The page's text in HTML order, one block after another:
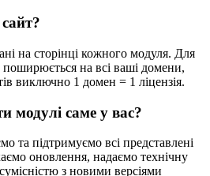
на сторінці кожного модуля. Для
поширюється на всі ваші домени,
виключно 1 домен = 1 ліцензія.
модулі саме у вас?
та підтримуємо всі представлені
оновлення, надаємо технічну
з новими версіями